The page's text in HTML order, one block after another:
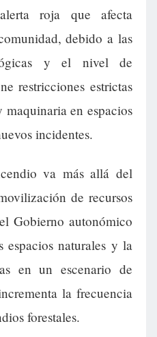
roja que afecta
debido a las
y el nivel de
restricciones estrictas
en espacios
incidentes.
va más allá del
de recursos
Gobierno autonómico
naturales y la
en un escenario de
la frecuencia
forestales.